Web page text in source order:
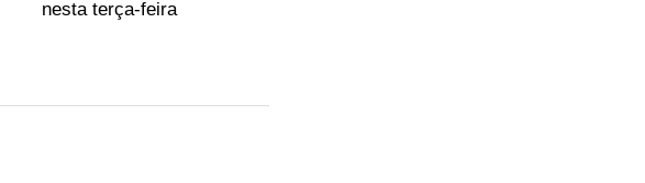
nesta terça-feira